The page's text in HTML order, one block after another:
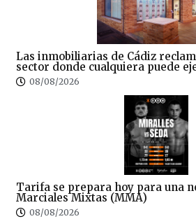
Las inmobiliarias de Cádiz
sector donde cualquiera puede
08/08/2026
Tarifa se prepara hoy para una
Marciales Mixtas (MMA)
08/08/2026